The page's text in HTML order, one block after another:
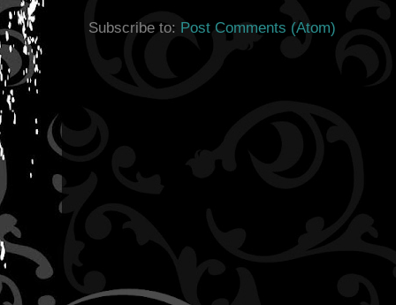
Subscribe to: Post Comments (Atom)